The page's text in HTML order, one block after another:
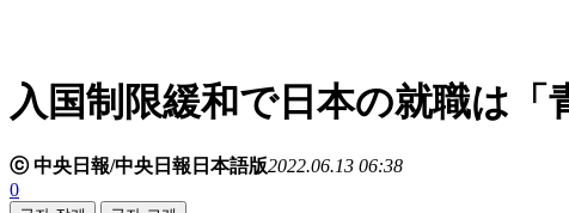
入国制限緩和で日本の就職は
ⓒ 中央日報/中央日報日本語版2022.06.13 06:38
0